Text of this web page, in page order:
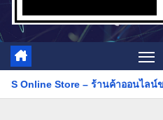
ร้านค้าออนไลน์ของ AIS ครบวงจร